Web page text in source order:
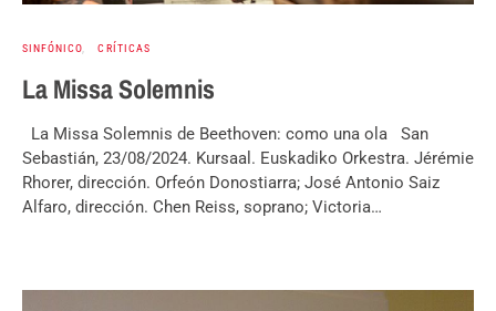
SINFÓNICO CRÍTICAS
La Missa Solemnis
La Missa Solemnis de Beethoven: como una ola San
Sebastián, 23/08/2024. Kursaal. Euskadiko Orkestra. Jérémie
Rhorer, dirección. Orfeón Donostiarra; José Antonio Saiz
Alfaro, dirección. Chen Reiss, soprano; Victoria…